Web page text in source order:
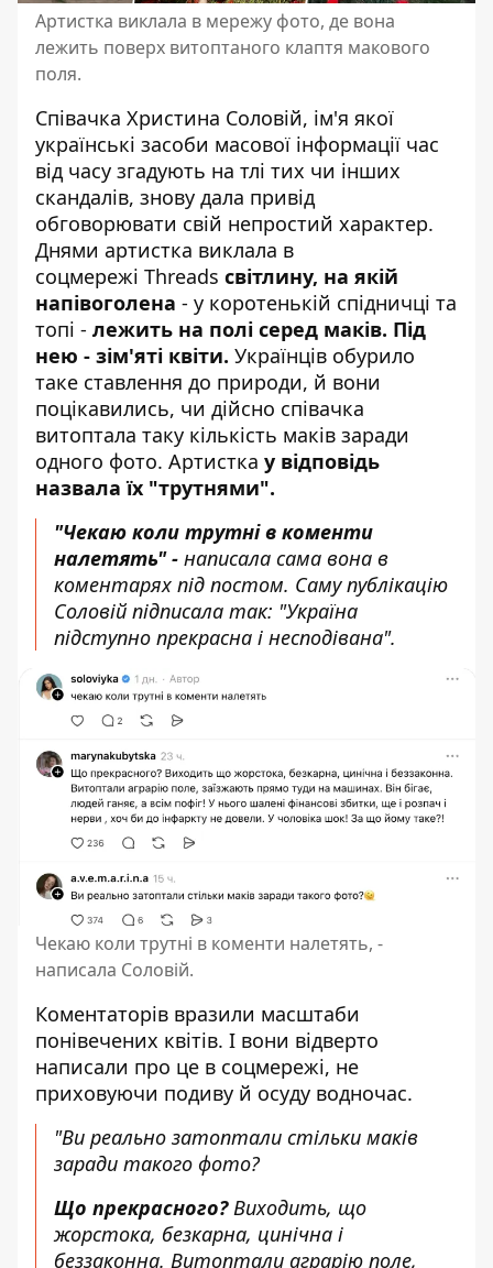
Артистка виклала в мережу фото, де вона
лежить поверх витоптаного клаптя макового
поля.
Співачка Христина Соловій, ім'я якої
українські засоби масової інформації час
від часу згадують на тлі тих чи інших
скандалів, знову дала привід
обговорювати свій непростий характер.
Днями артистка виклала в
соцмережі Threads світлину, на якій
напівоголена - у коротенькій спідничці та
топі - лежить на полі серед маків. Під
нею - зім'яті квіти. Українців обурило
таке ставлення до природи, й вони
поцікавились, чи дійсно співачка
витоптала таку кількість маків заради
одного фото. Артистка у відповідь
назвала їх "трутнями".
"Чекаю коли трутні в коменти
налетять" - написала сама вона в
коментарях під постом. Саму публікацію
Соловій підписала так: "Україна
підступно прекрасна і несподівана".
Чекаю коли трутні в коменти налетять, -
написала Соловій.
Коментаторів вразили масштаби
понівечених квітів. І вони відверто
написали про це в соцмережі, не
приховуючи подиву й осуду водночас.
"Ви реально затоптали стільки маків
заради такого фото?
Що прекрасного?Виходить, що
жорстока, безкарна, цинічна і
беззаконна. Витоптали аграрію поле,